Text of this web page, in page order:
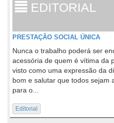
EDITORIAL
PRESTAÇÃO SOCIAL ÚNICA
Nunca o trabalho poderá ser
acessória de quem é vítima da
visto como uma expressão da
bom e salutar que todos sejam
para o...
Editorial